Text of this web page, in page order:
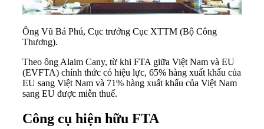
Ông Vũ Bá Phú, Cục trưởng Cục XTTM (Bộ Công
Thương).
Theo ông Alaim Cany, từ khi FTA giữa Việt Nam và EU
(EVFTA) chính thức có hiệu lực, 65% hàng xuất khẩu của
EU sang Việt Nam và 71% hàng xuất khẩu của Việt Nam
sang EU được miễn thuế.
Công cụ hiện hữu FTA